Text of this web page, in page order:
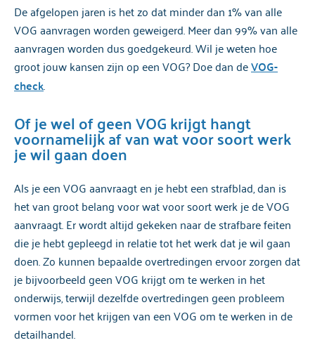
De afgelopen jaren is het zo dat minder dan 1% van alle
VOG aanvragen worden geweigerd. Meer dan 99% van alle
aanvragen worden dus goedgekeurd. Wil je weten hoe
groot jouw kansen zijn op een VOG? Doe dan deVOG-
check.
Of je wel of geen VOG krijgt hangt
voornamelijk af van wat voor soort werk
je wil gaan doen
Als je een VOG aanvraagt en je hebt een strafblad, dan is
het van groot belang voor wat voor soort werk je de VOG
aanvraagt. Er wordt altijd gekeken naar de strafbare feiten
die je hebt gepleegd in relatie tot het werk dat je wil gaan
doen. Zo kunnen bepaalde overtredingen ervoor zorgen dat
je bijvoorbeeld geen VOG krijgt om te werken in het
onderwijs, terwijl dezelfde overtredingen geen probleem
vormen voor het krijgen van een VOG om te werken in de
detailhandel.